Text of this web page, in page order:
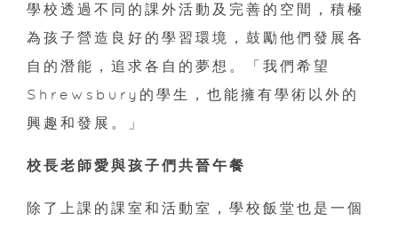
學校透過不同的課外活動及完善的空間，積極
為孩子營造良好的學習環境，鼓勵他們發展各
自的潛能，追求各自的夢想。「我們希望
Shrewsbury的學生，也能擁有學術以外的
興趣和發展。」
校長老師愛與孩子們共晉午餐
除了上課的課室和活動室，學校飯堂也是一個